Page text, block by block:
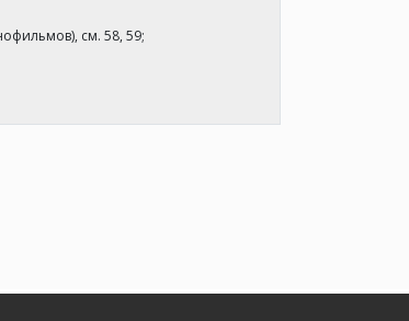
см. 58, 59;